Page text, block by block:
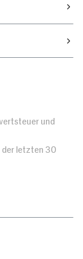
und
der letzten 30